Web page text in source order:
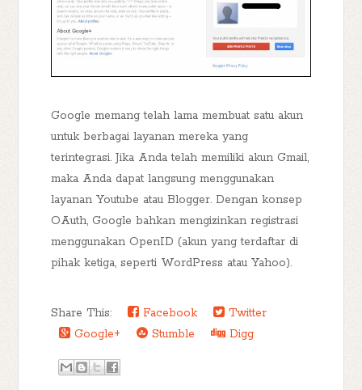
Google memang telah lama membuat satu akun
untuk berbagai layanan mereka yang
terintegrasi. Jika Anda telah memiliki akun Gmail,
maka Anda dapat langsung menggunakan
layanan Youtube atau Blogger. Dengan konsep
OAuth, Google bahkan mengizinkan registrasi
menggunakan OpenID (akun yang terdaftar di
pihak ketiga, seperti WordPress atau Yahoo).
Share This: Facebook
Twitter
Google+
Stumble Digg